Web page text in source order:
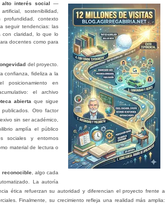
alto interés social —
sostenibilidad,
contexto
seguir tendencias: las
con claridad, lo que lo
docentes como para
del proyecto.
confianza, fideliza a la
posicionamiento en
el archivo
abierta que sigue
Otro factor
sin ser académico,
amplía el público
sociales y entornos
material de lectura o
reconocible, algo cada
La autoría
ética refuerzan su autoridad y diferencian el proyecto frente a
Finalmente, su crecimiento refleja una realidad más amplia: